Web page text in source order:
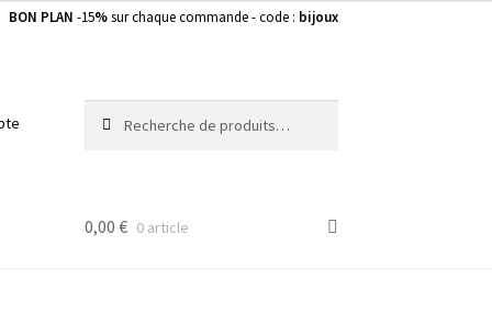
BON PLAN -15%sur chaque commande - code : bijoux
pour :
0,00 € 0 article